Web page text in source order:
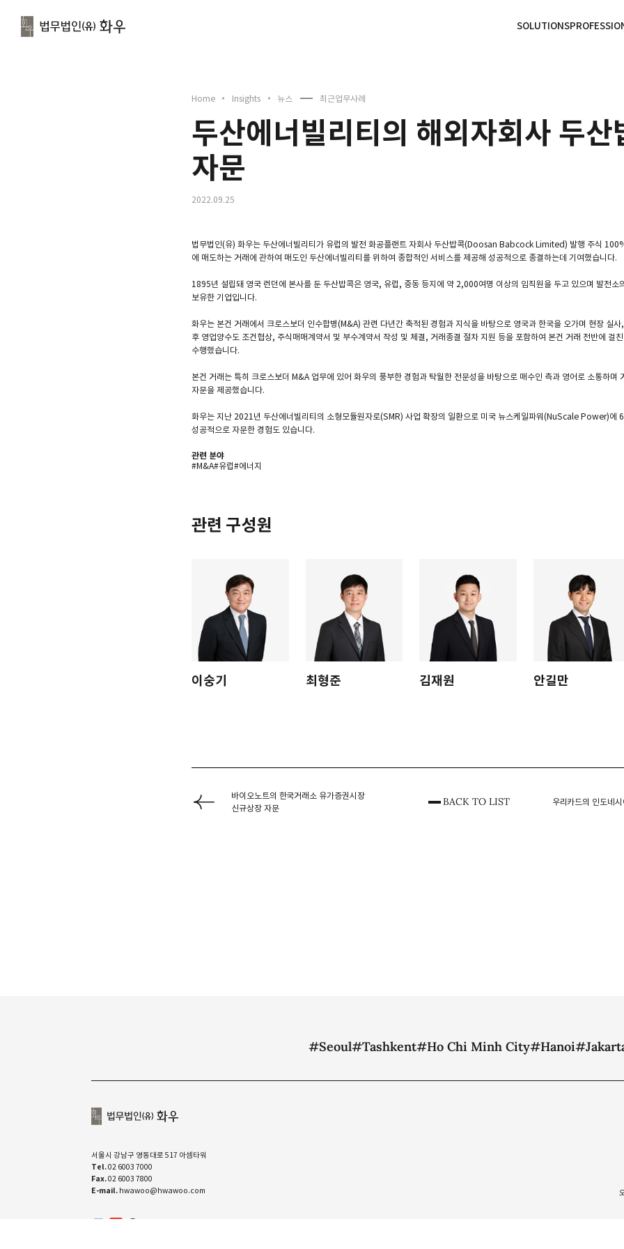
SOLUTIONS
Home Insights 뉴스 최근업무사례
두산에너빌리티의 해외자회사 두산
자문
2022.09.25
법무법인(유) 화우는 두산에너빌리티가 유럽의 발전 화공플랜트 자회사 두산밥콕(Doosan Babcock Limited) 발행 주식
에 매도하는 거래에 관하여 매도인 두산에너빌리티를 위하여 종합적인 서비스를 제공해 성공적으로 종결하는데 기여했습니다.
1895년 설립돼 영국 런던에 본사를 둔 두산밥콕은 영국, 유럽, 중동 등지에 약 2,000여명 이상의 임직원을 두고 있으며 발전소
보유한 기업입니다.
화우는 본건 거래에서 크로스보더 인수합병(M&A) 관련 다년간 축적된 경험과 지식을 바탕으로 영국과 한국을 오가며 현장 실
후 영업양수도 조건협상, 주식매매계약서 및 부수계약서 작성 및 체결, 거래종결 절차 지원 등을 포함하여 본건 거래 전반에 걸
수행했습니다.
본건 거래는 특히 크로스보더 M&A 업무에 있어 화우의 풍부한 경험과 탁월한 전문성을 바탕으로 매수인 측과 영어로 소통하며
자문을 제공했습니다.
화우는 지난 2021년 두산에너빌리티의 소형모듈원자로(SMR) 사업 확장의 일환으로 미국 뉴스케일파워(NuScale Power)에
성공적으로 자문한 경험도 있습니다.
관련 분야
#M&A#유럽#에너지
관련 구성원
이숭기 최형준 김재원 안길만
바이오노트의 한국거래소 유가증권시장
신규상장 자문
BACK TO LIST 우리카드의 인도네
#Seoul#Tashkent#Ho Chi Minh City#Hanoi
서울시 강남구 영동대로 517 아셈타워
Tel.02 6003 7000
Fax.02 6003 7800
E-mail. hwawoo@hwawoo.com